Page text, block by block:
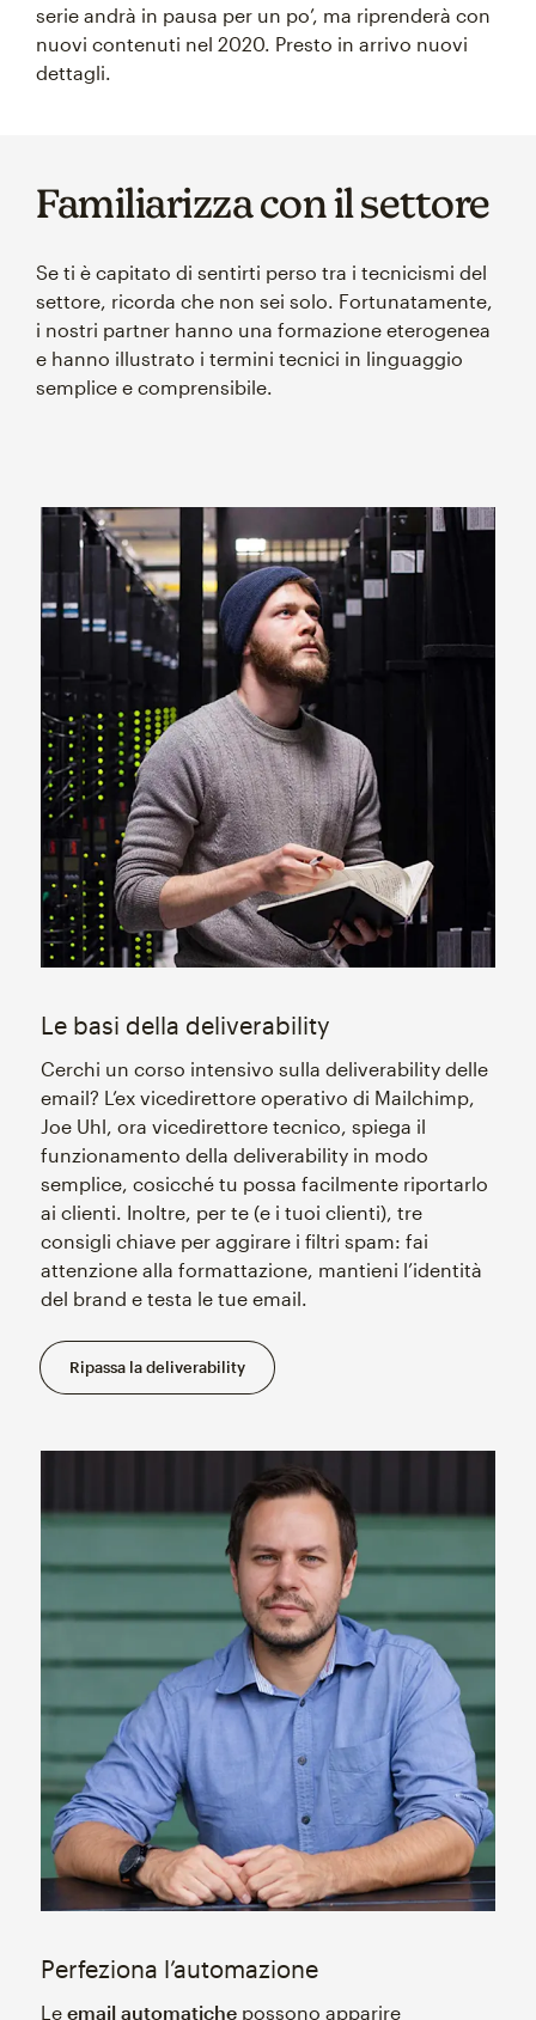
serie andrà in pausa per un po’, ma riprenderà con
nuovi contenuti nel 2020. Presto in arrivo nuovi
dettagli.
Familiarizza con il settore
Se ti è capitato di sentirti perso tra i tecnicismi del
settore, ricorda che non sei solo. Fortunatamente,
i nostri partner hanno una formazione eterogenea
e hanno illustrato i termini tecnici in linguaggio
semplice e comprensibile.
Le basi della deliverability
Cerchi un corso intensivo sulla deliverability delle
email? L’ex vicedirettore operativo di Mailchimp,
Joe Uhl, ora vicedirettore tecnico, spiega il
funzionamento della deliverability in modo
semplice, cosicché tu possa facilmente riportarlo
ai clienti. Inoltre, per te (e i tuoi clienti), tre
consigli chiave per aggirare i filtri spam: fai
attenzione alla formattazione, mantieni l’identità
del brand e testa le tue email.
Ripassa la deliverability
Perfeziona l’automazione
Le email automatichepossono apparire